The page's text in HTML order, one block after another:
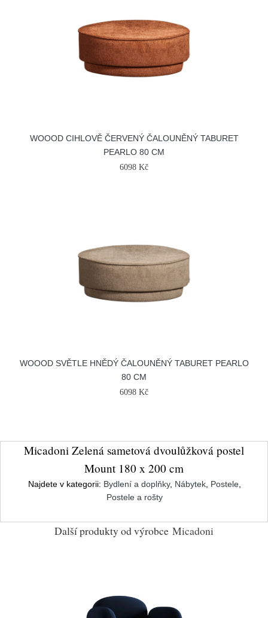
WOOOD CIHLOVĚ ČERVENÝ ČALOUNĚNÝ TABURET
PEARLO 80 CM
6098 Kč
WOOOD SVĚTLE HNĚDÝ ČALOUNĚNÝ TABURET PEARLO
80 CM
6098 Kč
Micadoni Zelená sametová dvoulůžková postel
Mount 180 x 200 cm
Najdete v kategorii: Bydlení a doplňky, Nábytek Postele
Postele a rošty
Další produkty od výrobce Micadoni